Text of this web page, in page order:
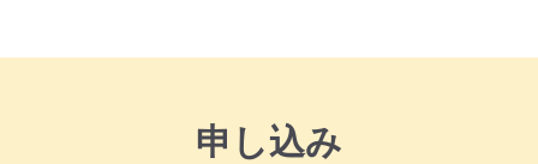
申し込み